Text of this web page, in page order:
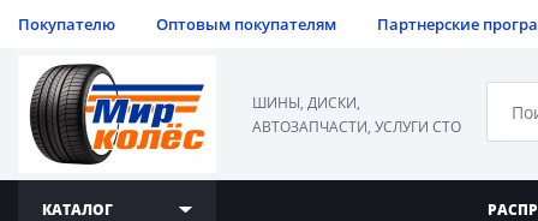
Покупателю Оптовым покупателям Партнерские
ШИНЫ, ДИСКИ,
АВТОЗАПЧАСТИ, УСЛУГИ СТО
КАТАЛОГ